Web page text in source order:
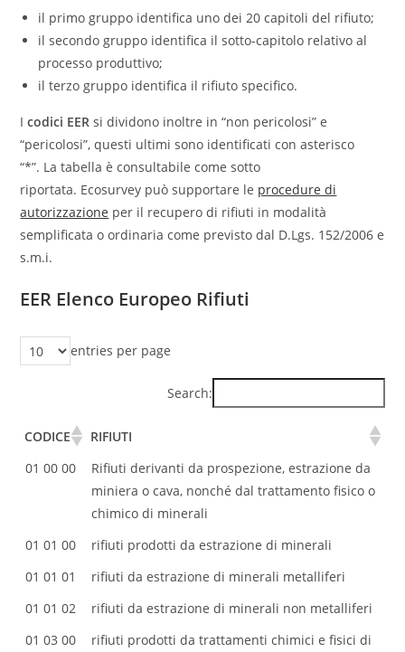
il primo gruppo identifica uno dei 20 capitoli del rifiuto;
il secondo gruppo identifica il sotto-capitolo relativo al
processo produttivo;
il terzo gruppo identifica il rifiuto specifico.
Icodici EER si dividono inoltre in “non pericolosi” e
“pericolosi”, questi ultimi sono identificati con asterisco
“*”. La tabella è consultabile come sotto
riportata. Ecosurvey può supportare le procedure di
autorizzazione per il recupero di rifiuti in modalità
semplificata o ordinaria come previsto dal D.Lgs. 152/2006 e
s.m.i.
EER Elenco Europeo Rifiuti
entries per page
Search:
CODICE
RIFIUTI
CODICE
RIFIUTI
01 00 00
Rifiuti derivanti da prospezione, estrazione da
miniera o cava, nonché dal trattamento fisico o
chimico di minerali
01 01 00
rifiuti prodotti da estrazione di minerali
01 01 01
rifiuti da estrazione di minerali metalliferi
01 01 02
rifiuti da estrazione di minerali non metalliferi
01 03 00
rifiuti prodotti da trattamenti chimici e fisici di